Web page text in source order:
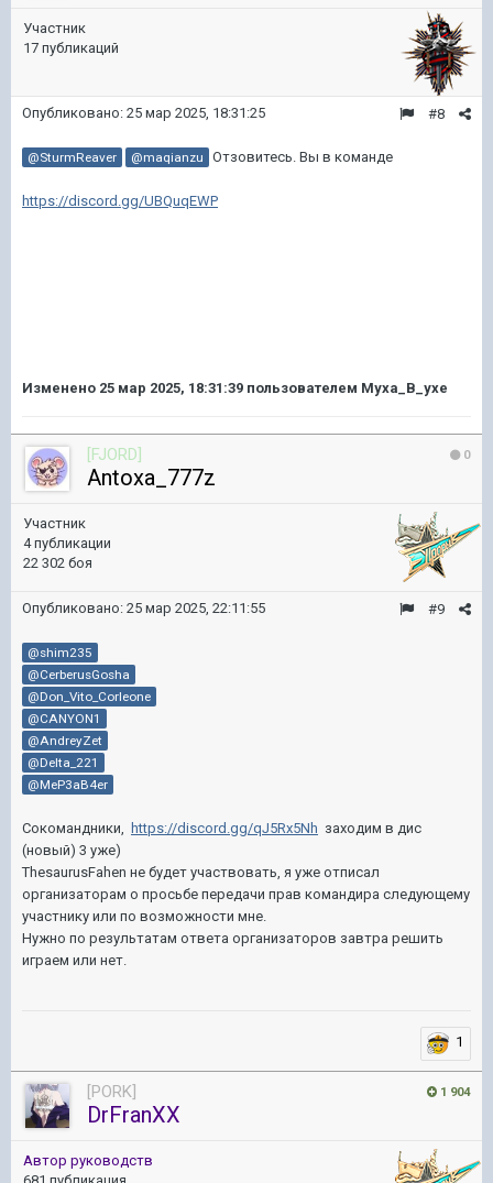
Участник
17 публикаций
#8
Опубликовано: 25 мар 2025, 18:31:25
@SturmReaver @maqianzu Отзовитесь. Вы в команде
https://discord.gg/UBQuqEWP
Изменено 25 мар 2025, 18:31:39 пользователем Myxa_B_yxe
0
[FJORD]
Antoxa_777z
Участник
4 публикации
22 302 боя
#9
Опубликовано: 25 мар 2025, 22:11:55
@shim235
@CerberusGosha
@Don_Vito_Corleone
@CANYON1
@AndreyZet
@Delta_221
@MeP3aB4er
Сокомандники, https://discord.gg/qJ5Rx5Nh заходим в дис
(новый) 3 уже)
ThesaurusFahen не будет участвовать, я уже отписал
организаторам о просьбе передачи прав командира следующему
участнику или по возможности мне.
Нужно по результатам ответа организаторов завтра решить
играем или нет.
1
1 904
[PORK]
DrFranXX
Автор руководств